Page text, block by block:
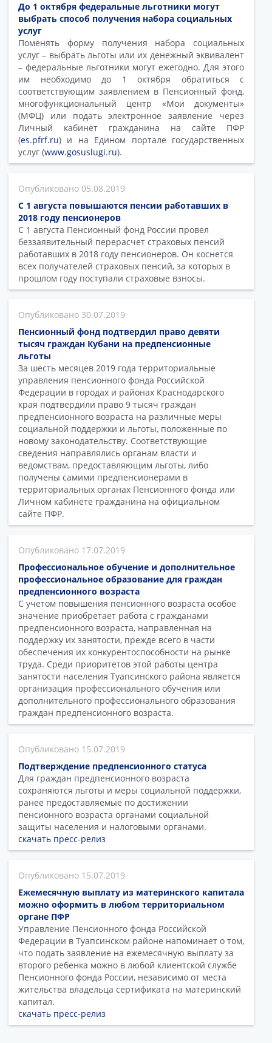
До 1 октября федеральные льготники могут
выбрать способ получения набора социальных
услуг
Поменять форму получения набора социальных
услуг – выбрать льготы или их денежный эквивалент
– федеральные льготники могут ежегодно. Для этого
им необходимо до 1 октября обратиться с
соответствующим заявлением в Пенсионный фонд,
многофункциональный центр «Мои документы»
(МФЦ) или подать электронное заявление через
Личный кабинет гражданина на сайте ПФР
(es.pfrf.ru) и на Едином портале государственных
услуг (www.gosuslugi.ru).
05.08.2019
С 1 августа повышаются пенсии работавших в
2018 году пенсионеров
С 1 августа Пенсионный фонд России провел
беззаявительный перерасчет страховых пенсий
работавших в 2018 году пенсионеров. Он коснется
всех получателей страховых пенсий, за которых в
прошлом году поступали страховые взносы.
30.07.2019
Пенсионный фонд подтвердил право девяти
тысяч граждан Кубани на предпенсионные
льготы
За шесть месяцев 2019 года территориальные
управления пенсионного фонда Российской
Федерации в городах и районах Краснодарского
края подтвердили право 9 тысяч граждан
предпенсионного возраста на различные меры
социальной поддержки и льготы, положенные по
новому законодательству. Соответствующие
сведения направлялись органам власти и
ведомствам, предоставляющим льготы, либо
получены самими предпенсионерами в
территориальных органах Пенсионного фонда или
Личном кабинете гражданина на официальном
сайте ПФР.
17.07.2019
Профессиональное обучение и дополнительное
профессиональное образование для граждан
предпенсионного возраста
С учетом повышения пенсионного возраста особое
значение приобретает работа с гражданами
предпенсионного возраста, направленная на
поддержку их занятости, прежде всего в части
обеспечения их конкурентоспособности на рынке
труда. Среди приоритетов этой работы центра
занятости населения Туапсинского района является
организация профессионального обучения или
дополнительного профессионального образования
граждан предпенсионного возраста.
15.07.2019
Подтверждение предпенсионного статуса
Для граждан предпенсионного возраста
сохраняются льготы и меры социальной поддержки,
ранее предоставляемые по достижении
пенсионного возраста органами социальной
защиты населения и налоговыми органами.
скачать пресс-релиз
15.07.2019
Ежемесячную выплату из материнского капитала
можно оформить в любом территориальном
органе ПФР
Управление Пенсионного фонда Российской
Федерации в Туапсинском районе напоминает о том,
что подать заявление на ежемесячную выплату за
второго ребенка можно в любой клиентской службе
Пенсионного фонда России, независимо от места
жительства владельца сертификата на материнский
капитал.
скачать пресс-релиз